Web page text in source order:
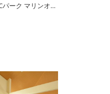
道の駅 伯方S・Cパーク マリンオアシスはかた